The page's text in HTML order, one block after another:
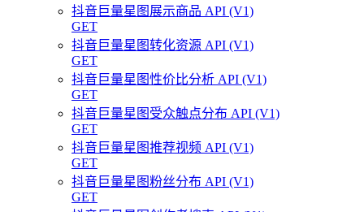
抖音巨量星图展示商品 API (V1)
GET
抖音巨量星图转化资源 API (V1)
GET
抖音巨量星图性价比分析 API (V1)
GET
抖音巨量星图受众触点分布 API (V1)
GET
抖音巨量星图推荐视频 API (V1)
GET
抖音巨量星图粉丝分布 API (V1)
GET